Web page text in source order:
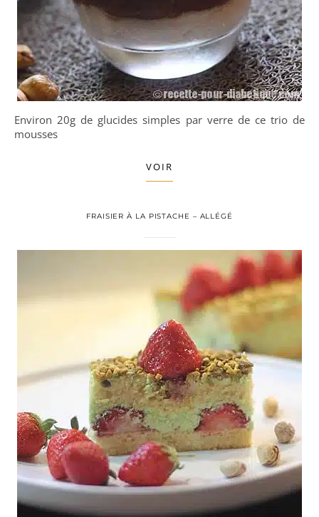
Environ 20g de glucides simples par verre de ce trio de
mousses
VOIR
FRAISIER À LA PISTACHE – ALLÉGÉ